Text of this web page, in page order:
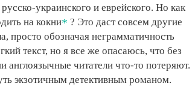
украинского и еврейского. Но как
на кокни ? Это даст совсем другие
просто обозначая неграмматичность
текст, но я все же опасаюсь, что без
читатели что-то потеряют.
экзотичным детективным романом.